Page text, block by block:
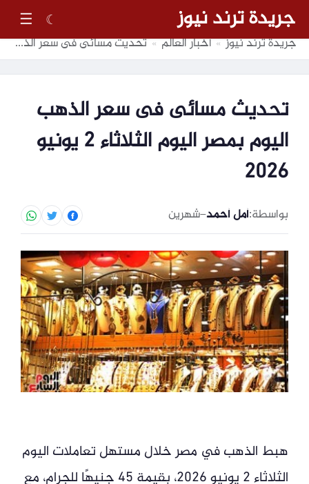
جريدة ترند نيوز ☾
☰
جريدة ترند نيوز » أخبار العالم » تحديث مسائى فى سعر الذهب اليوم بمصر اليوم الثلاثاء 2 يونيو 2026
تحديث مسائى فى سعر الذهب
اليوم بمصر اليوم الثلاثاء 2 يونيو
2026
بواسطة:أمل أحمد–شهرين
هبط الذهب في مصر خلال مستهل تعاملات اليوم
الثلاثاء 2 يونيو 2026، بقيمة 45 جنيهًا للجرام، مع